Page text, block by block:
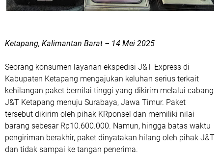
Ketapang, Kalimantan Barat – 14 Mei 2025
Seorang konsumen layanan ekspedisi J&T Express di
Kabupaten Ketapang mengajukan keluhan serius terkait
kehilangan paket bernilai tinggi yang dikirim melalui cabang
J&T Ketapang menuju Surabaya, Jawa Timur. Paket
tersebut dikirim oleh pihak KRponsel dan memiliki nilai
barang sebesar Rp10.600.000. Namun, hingga batas waktu
pengiriman berakhir, paket dinyatakan hilang oleh pihak J&T
dan tidak sampai ke tangan penerima.